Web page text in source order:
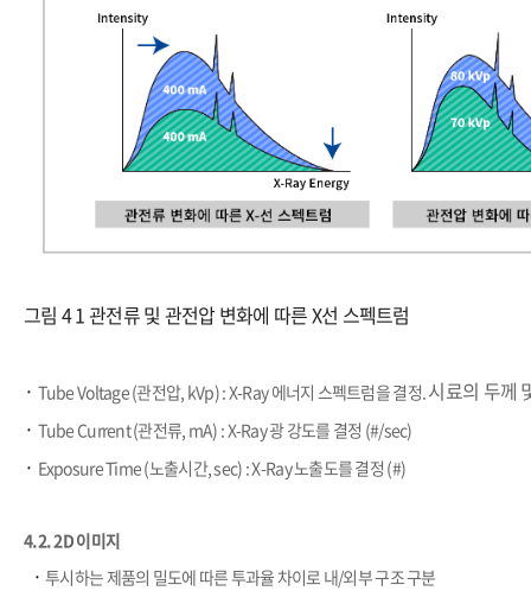
그림 4 1 관전류 및 관전압 변화에 따른 X선 스펙트럼
· Tube Voltage (관전압, kVp) : X-Ray 에너지 스펙트럼을 결정. 시료의 두께
​· Tube Current (관전류, mA) : X-Ray 광 강도를 결정 (#/sec)
​· Exposure Time (노출시간, sec) : X-Ray 노출도를 결정 (#)
4.2. 2D 이미지
​· 투시하는 제품의 밀도에 따른 투과율 차이로 내/외부 구조 구분